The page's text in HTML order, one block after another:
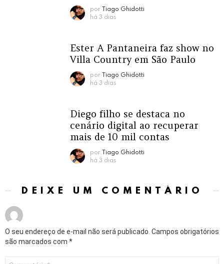
por
Tiago Ghidotti
há 3 dias
Ester A Pantaneira faz show no
Villa Country em São Paulo
por
Tiago Ghidotti
há 3 dias
Diego filho se destaca no
cenário digital ao recuperar
mais de 10 mil contas
por
Tiago Ghidotti
há 3 dias
DEIXE UM COMENTÁRIO
O seu endereço de e-mail não será publicado. Campos obrigatórios
são marcados com *